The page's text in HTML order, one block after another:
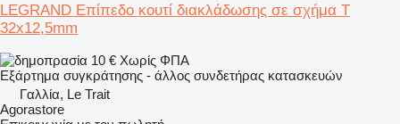
LEGRAND Επίπεδο κουτί διακλάδωσης σε σχήμα Τ
32x12,5mm
10 € Χωρίς ΦΠΑ
Εξάρτημα συγκράτησης - άλλος συνδετήρας κατασκευών
Γαλλία, Le Trait
Agorastore